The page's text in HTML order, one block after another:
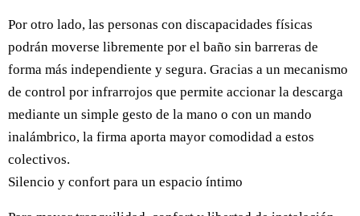
Por otro lado, las personas con discapacidades físicas
podrán moverse libremente por el baño sin barreras de
forma más independiente y segura. Gracias a un mecanismo
de control por infrarrojos que permite accionar la descarga
mediante un simple gesto de la mano o con un mando
inalámbrico, la firma aporta mayor comodidad a estos
colectivos.
Silencio y confort para un espacio íntimo